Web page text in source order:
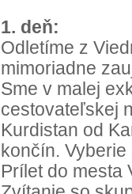
1. deň:
Odletíme z
mimoriadne
Sme v malej
cestovateľskej
Kurdistan od
končín.
Prílet do mesta